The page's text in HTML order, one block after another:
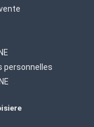
personnelles